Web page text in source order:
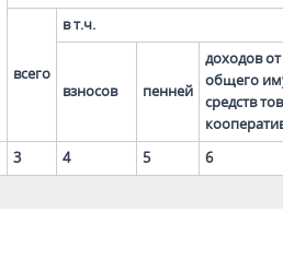
всего
в т.ч.
взносов пенней
доходов
общего
средств
3 4 5 6